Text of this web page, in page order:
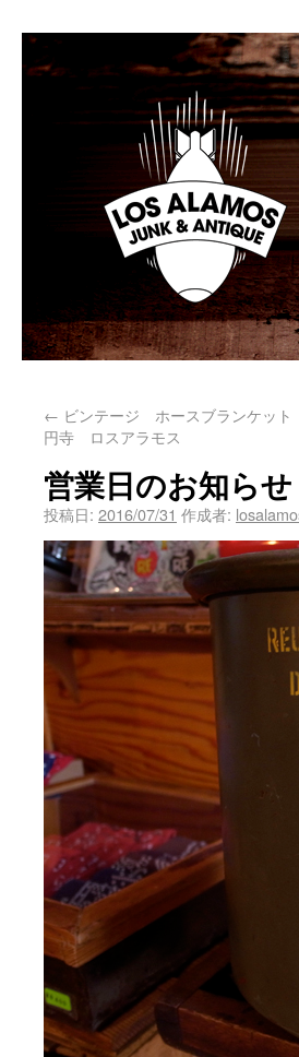
← ビンテージ ホースブランケッ
円寺 ロスアラモス
営業日のお知ら
投稿日: 2016/07/31 作成者: